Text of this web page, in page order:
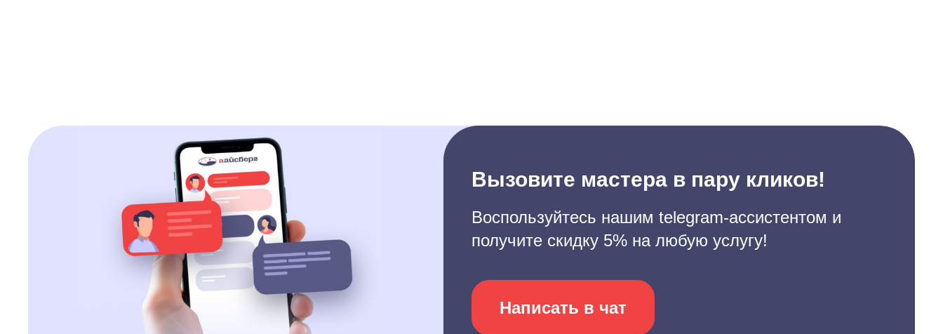
Вызовите мастера в пару кликов!
Воспользуйтесь нашим telegram-ассистентом и
получите скидку 5% на любую услугу!
Написать в чат